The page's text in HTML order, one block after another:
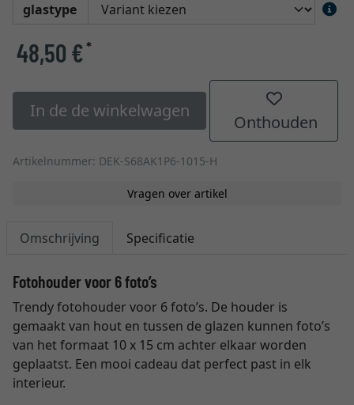
glastype
48,50 €*
In de de winkelwagen
Onthouden
Artikelnummer: DEK-S68AK1P6-1015-H
Vragen over artikel
Omschrijving Specificatie
Fotohouder voor 6 foto’s
Trendy fotohouder voor 6 foto’s. De houder is
gemaakt van hout en tussen de glazen kunnen foto’s
van het formaat 10 x 15 cm achter elkaar worden
geplaatst. Een mooi cadeau dat perfect past in elk
interieur.